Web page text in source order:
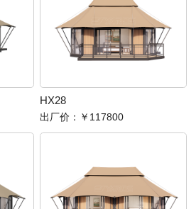
HX28
出厂价： ￥117800